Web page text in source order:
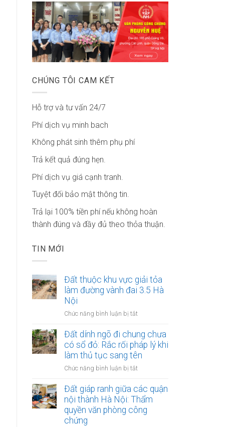
CHÚNG TÔI CAM KẾT
Hỗ trợ và tư vấn 24/7
Phí dịch vụ minh bach
Không phát sinh thêm phụ phí
Trả kết quả đúng hẹn.
Phí dịch vụ giá cạnh tranh.
Tuyệt đối bảo mật thông tin.
Trả lại 100% tiền phí nếu không hoàn
thành đúng và đầy đủ theo thỏa thuận.
TIN MỚI
Đất thuộc khu vực giải tỏa
làm đường vành đai 3.5 Hà
Nội
Chức năng bình luận bị tắt
thuộc
khu
vực
tỏa
đường
vành
đai
Đất dính ngõ đi chung chưa
có sổ đỏ: Rắc rối pháp lý khi
làm thủ tục sang tên
Chức năng bình luận bị tắt
dính
ngõ
chung
Đất giáp ranh giữa các quận
nội thành Hà Nội: Thẩm
quyền văn phòng công
chứng